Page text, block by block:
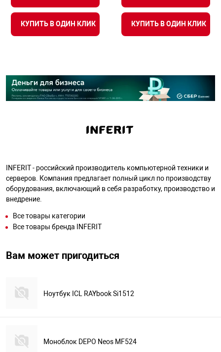
КУПИТЬ В ОДИН КЛИК КУПИТЬ В ОДИН КЛИК
INFERIT - российский производитель компьютерной техники и
серверов. Компания предлагает полный цикл по производству
оборудования, включающий в себя разработку, производство и
внедрение.
Все товары категории
Все товары бренда INFERIT
Вам может пригодиться
Ноутбук ICL RAYbook Si1512
Моноблок DEPO Neos MF524